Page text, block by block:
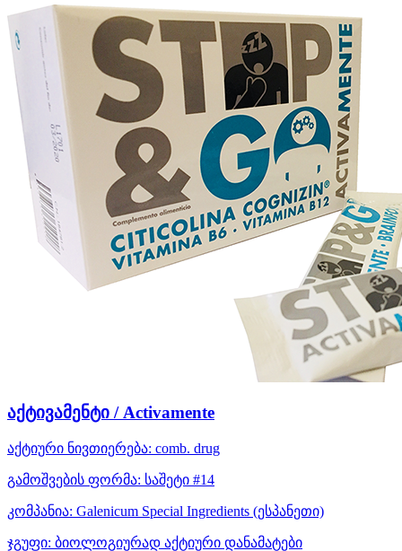
აქტივამენტი / Activamente
აქტიური ნივთიერება: comb. drug
გამოშვების ფორმა: საშეტი #14
კომპანია: Galenicum Special Ingredients (ესპანეთი)
ჯგუფი: ბიოლოგიურად აქტიური დანამატები